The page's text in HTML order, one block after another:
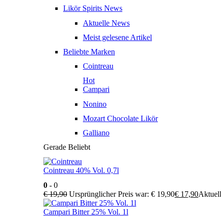
Likör Spirits News
Aktuelle News
Meist gelesene Artikel
Beliebte Marken
Cointreau
Hot
Campari
Nonino
Mozart Chocolate Likör
Galliano
Gerade Beliebt
Cointreau 40% Vol. 0,7l
0 - 0
€19,90 Ursprünglicher Preis war: € 19,90€ 17,90
Campari Bitter 25% Vol. 1l